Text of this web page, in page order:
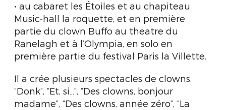
• au cabaret les Étoiles et au chapiteau
Music-hall la roquette, et en première
partie du clown Buffo au theatre du
Ranelagh et à l’Olympia, en solo en
première partie du festival Paris la Villette.
Il a crée plusieurs spectacles de clowns.
“Donk”, “Et, si…”, “Des clowns, bonjour
madame”, “Des clowns, année zéro”, “La